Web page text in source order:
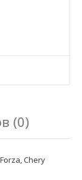
(0)
Chery